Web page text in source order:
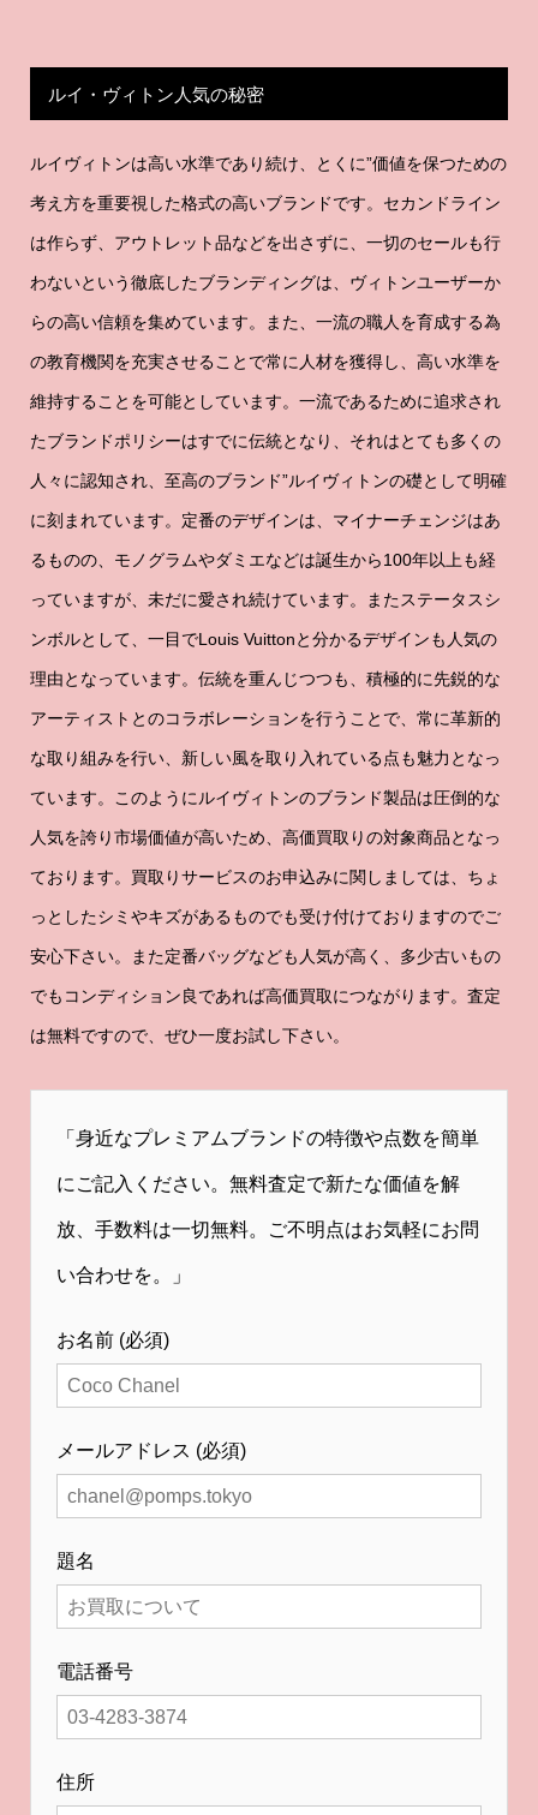
ルイ・ヴィトン人気の秘密
ルイヴィトンは高い水準であり続け、とくに”価値を保つための
考え方を重要視した格式の高いブランドです。セカンドライン
は作らず、アウトレット品などを出さずに、一切のセールも行
わないという徹底したブランディングは、ヴィトンユーザーか
らの高い信頼を集めています。また、一流の職人を育成する為
の教育機関を充実させることで常に人材を獲得し、高い水準を
維持することを可能としています。一流であるために追求され
たブランドポリシーはすでに伝統となり、それはとても多くの
人々に認知され、至高のブランド”ルイヴィトンの礎として明確
に刻まれています。定番のデザインは、マイナーチェンジはあ
るものの、モノグラムやダミエなどは誕生から100年以上も経
っていますが、未だに愛され続けています。またステータスシ
ンボルとして、一目でLouis Vuittonと分かるデザインも人気の
理由となっています。伝統を重んじつつも、積極的に先鋭的な
アーティストとのコラボレーションを行うことで、常に革新的
な取り組みを行い、新しい風を取り入れている点も魅力となっ
ています。このようにルイヴィトンのブランド製品は圧倒的な
人気を誇り市場価値が高いため、高価買取りの対象商品となっ
ております。買取りサービスのお申込みに関しましては、ちょ
っとしたシミやキズがあるものでも受け付けておりますのでご
安心下さい。また定番バッグなども人気が高く、多少古いもの
でもコンディション良であれば高価買取につながります。査定
は無料ですので、ぜひ一度お試し下さい。
「身近なプレミアムブランドの特徴や点数を簡単
にご記入ください。無料査定で新たな価値を解
放、手数料は一切無料。ご不明点はお気軽にお問
い合わせを。」
お名前 (必須)
メールアドレス (必須)
題名
電話番号
住所